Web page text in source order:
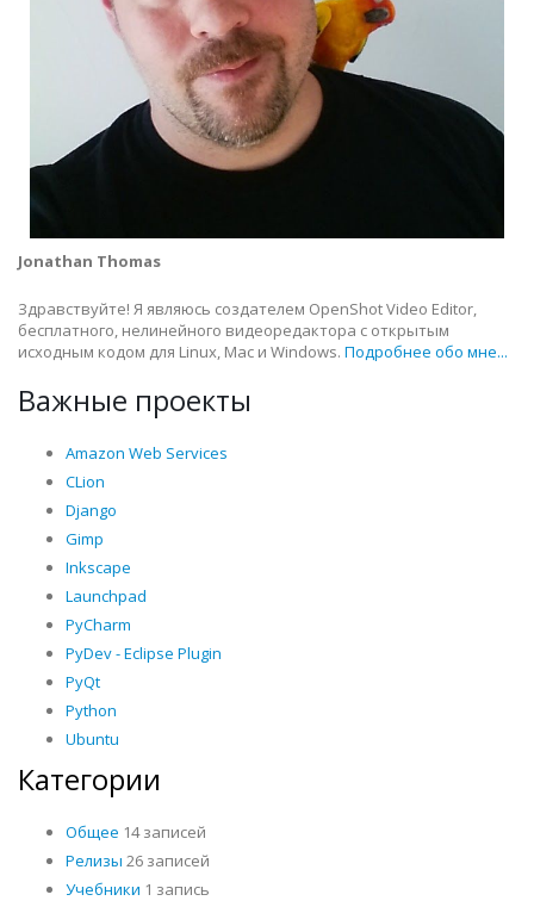
Jonathan Thomas
Здравствуйте! Я являюсь создателем OpenShot Video Editor,
бесплатного, нелинейного видеоредактора с открытым
исходным кодом для Linux, Mac и Windows. Подробнее обо мне...
Важные проекты
Amazon Web Services
CLion
Django
Gimp
Inkscape
Launchpad
PyCharm
PyDev - Eclipse Plugin
PyQt
Python
Ubuntu
Категории
Общее 14 записей
Релизы 26 записей
Учебники 1 запись